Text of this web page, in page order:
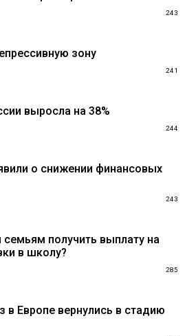
243
зону
241
выросла на 38%
244
о снижении финансовых
243
получить выплату на
в школу?
285
в Европе вернулись в стадию